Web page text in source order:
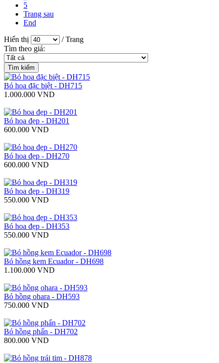
5
Trang sau
End
Hiển thị
/ Trang
Tìm theo giá:
Bó hoa đặc biệt - DH715
1.000.000 VND
Bó hoa đẹp - DH201
600.000 VND
Bó hoa đẹp - DH270
600.000 VND
Bó hoa đẹp - DH319
550.000 VND
Bó hoa đẹp - DH353
550.000 VND
Bó hồng kem Ecuador - DH698
1.100.000 VND
Bó hồng ohara - DH593
750.000 VND
Bó hồng phấn - DH702
800.000 VND